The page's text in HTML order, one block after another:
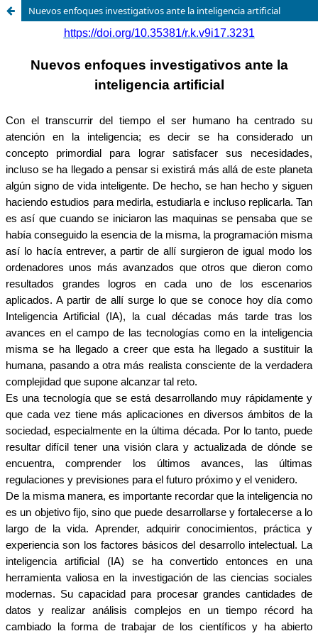
Nuevos enfoques investigativos ante la inteligencia artificial